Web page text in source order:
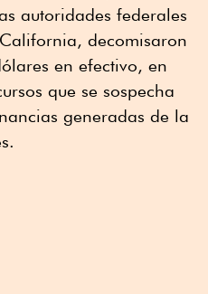
autoridades federales
decomisaron
en efectivo, en
que se sospecha
generadas de la